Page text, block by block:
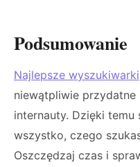
Podsumowanie
Najlepsze wyszukiwarki
niewątpliwie
internauty. Dzięki temu
wszystko, czego
Oszczędzaj czas i